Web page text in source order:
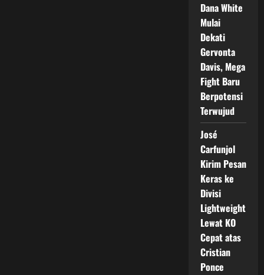
Dana White
Mulai
Dekati
Gervonta
Davis, Mega
Fight Baru
Berpotensi
Terwujud
José
Carfunjol
Kirim Pesan
Keras ke
Divisi
Lightweight
Lewat KO
Cepat atas
Cristian
Ponce